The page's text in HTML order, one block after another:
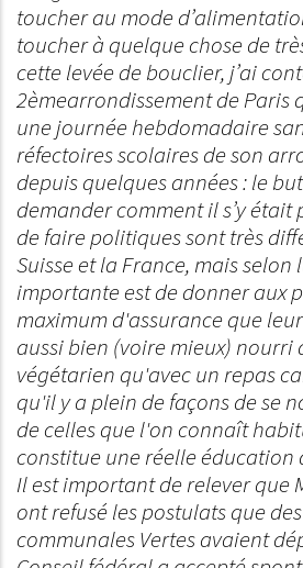
toucher au mode
toucher à quelque chose de
cette levée de bouclier, j’ai
2èmearrondissement de Paris
une journée hebdomadaire
réfectoires scolaires de son
depuis quelques années : le
demander comment il s’y était
de faire politiques sont très
Suisse et la France, mais
importante est de donner aux
maximum d'assurance que
aussi bien (voire mieux) nourri
végétarien qu'avec un repas
qu'il y a plein de façons de se
de celles que l'on connaît
constitue une réelle éducation
Il est important de relever que
ont refusé les postulats que
communales Vertes avaient